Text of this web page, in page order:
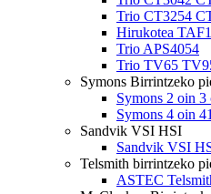
Trio CT3254
Hirukotea
Trio APS4054
Trio TV65
Symons Birrintzeko
Symons 2 oin
Symons 4 oin
Sandvik VSI HSI
Sandvik VSI
Telsmith birrintzeko
ASTEC